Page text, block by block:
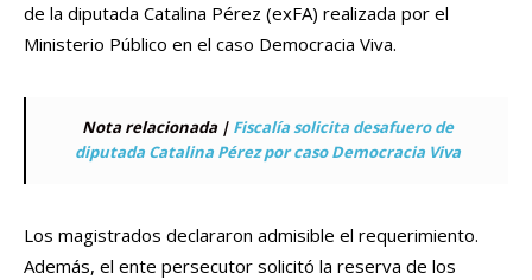
de la diputada Catalina Pérez (exFA) realizada por el
Ministerio Público en el caso Democracia Viva.
Nota relacionada |Fiscalía solicita desafuero de
diputada Catalina Pérez por caso Democracia Viva
Los magistrados declararon admisible el requerimiento.
Además, el ente persecutor solicitó la reserva de los